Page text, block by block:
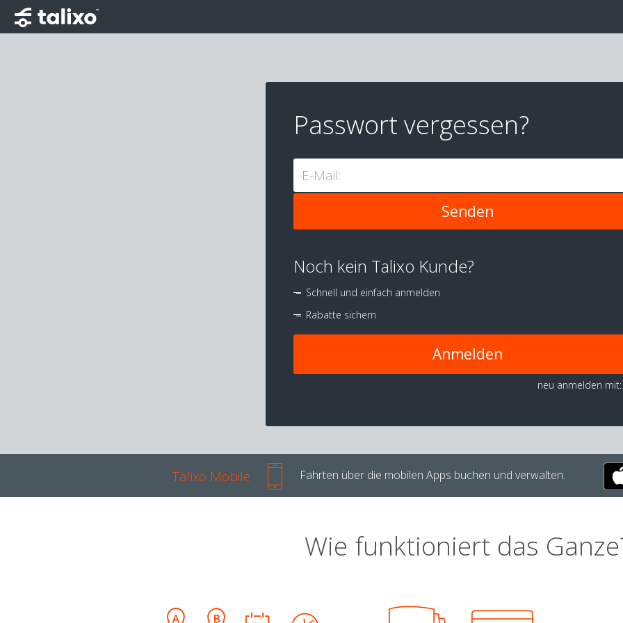
Passwort vergessen?
E-Mail:
Noch kein Talixo Kunde?
Schnell und einfach anmelden
Rabatte sichern
Anmelden
neu anmelden mit:
Talixo Mobile Fahrten über die mobilen Apps buchen und verwalten.
Wie funktioniert das